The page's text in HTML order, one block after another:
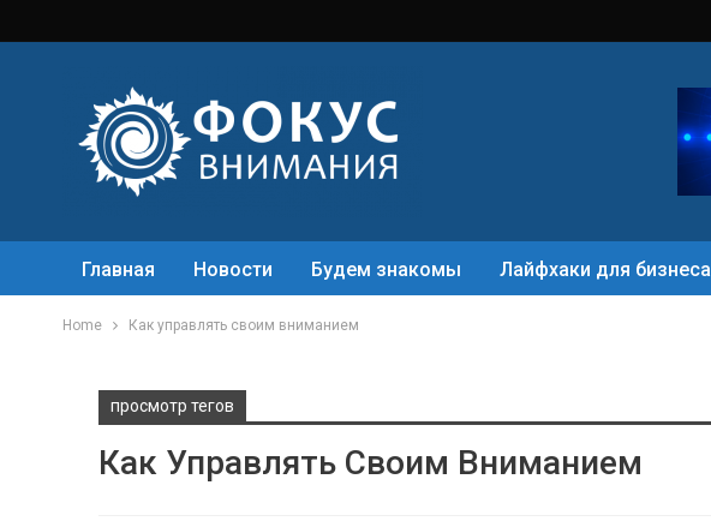
Главная Новости Будем знакомы Лайфхаки для бизнеса
Home Как управлять своим вниманием
просмотр тегов
Как Управлять Своим Вниманием